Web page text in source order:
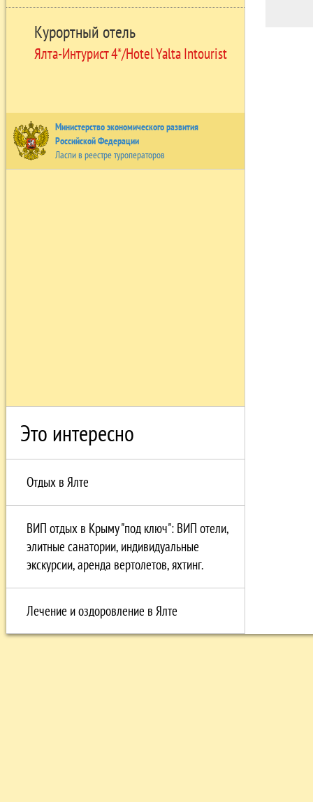
Курортный отель
Ялта-Интурист 4*/Hotel Yalta Intourist
Министерство экономического развития
Российской Федерации
Ласпи в реестре туроператоров
Это интересно
Отдых в Ялте
ВИП отдых в Крыму "под ключ": ВИП отели,
элитные санатории, индивидуальные
экскурсии, аренда вертолетов, яхтинг.
Лечение и оздоровление в Ялте